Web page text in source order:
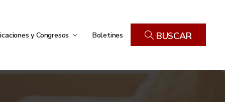
y Congresos Boletines BUSCAR